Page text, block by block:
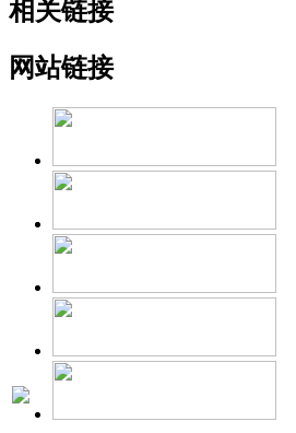
相关链接
网站链接